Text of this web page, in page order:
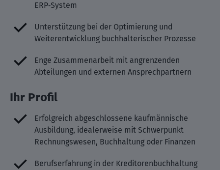
ERP‑System
Unterstützung bei der Optimierung und
Weiterentwicklung buchhalterischer Prozesse
Enge Zusammenarbeit mit angrenzenden
Abteilungen und externen Ansprechpartnern
Ihr Profil
Erfolgreich abgeschlossene kaufmännische
Ausbildung, idealerweise mit Schwerpunkt
Rechnungswesen, Buchhaltung oder Finanzen
Berufserfahrung in der Kreditorenbuchhaltung